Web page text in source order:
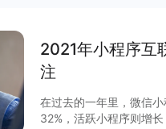
2021年小程序互
注
在过去的一年里，微信
32%，活跃小程序则增